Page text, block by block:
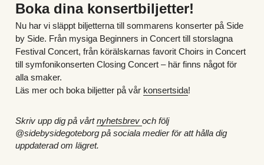
Boka dina konsertbiljetter!
Nu har vi släppt biljetterna till sommarens konserter på Side
by Side. Från mysiga Beginners in Concert till storslagna
Festival Concert, från körälskarnas favorit Choirs in Concert
till symfonikonserten Closing Concert – här finns något för
alla smaker.
Läs mer och boka biljetter på vår konsertsida!
Skriv upp dig på vårt nyhetsbrev och följ
@sidebysidegoteborg på sociala medier för att hålla dig
uppdaterad om lägret.